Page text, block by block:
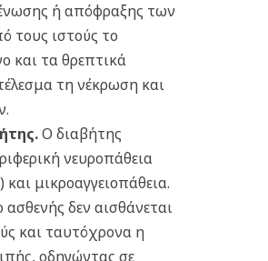
ή απόφραξης των
τους ιστούς το
και τα θρεπτικά
τη νέκρωση και
Ο διαβήτης
νευροπάθεια
μικροαγγειοπάθεια.
ασθενής δεν αισθάνεται
και ταυτόχρονα η
οδηγώντας σε